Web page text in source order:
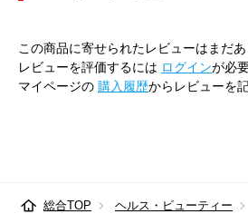
この商品に寄せられたレビューはまだあ
レビューを評価するには ログインが必
マイページの 購入履歴からレビューを
総合TOP ヘルス・ビューティー